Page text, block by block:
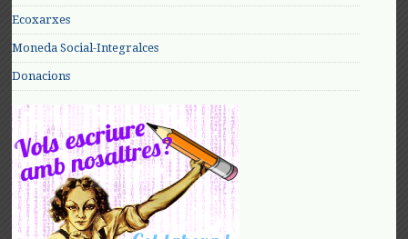
Ecoxarxes
Moneda Social-Integralces
Donacions